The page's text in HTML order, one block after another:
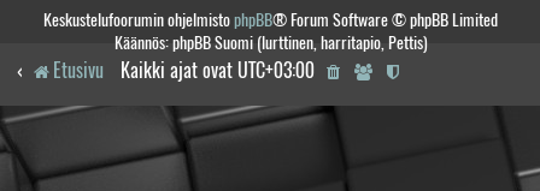
Keskustelufoorumin ohjelmistophpBB® Forum Software © phpBB Limited
Käännös: phpBB Suomi (lurttinen, harritapio, Pettis)
Etusivu Kaikki ajat ovat UTC+03:00